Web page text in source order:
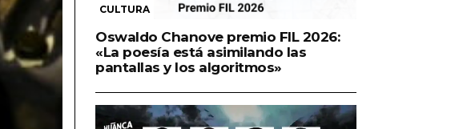
CULTURA
Oswaldo Chanove premio FIL 2026:
«La poesía está asimilando las
pantallas y los algoritmos»